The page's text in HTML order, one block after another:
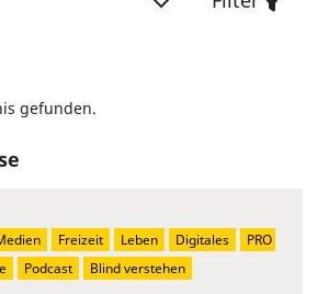
gefunden.
Freizeit Leben Digitales
PRO
Podcast Blind verstehen